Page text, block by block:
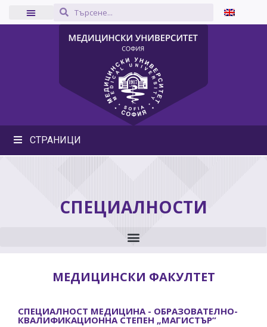
СТРАНИЦИ
СПЕЦИАЛНОСТИ
МЕДИЦИНСКИ ФАКУЛТЕТ
СПЕЦИАЛНОСТ МЕДИЦИНА - ОБРАЗОВАТЕЛНО-
КВАЛИФИКАЦИОННА СТЕПЕН „МАГИСТЪР”